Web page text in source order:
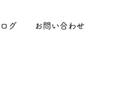
グ お問い合わせ